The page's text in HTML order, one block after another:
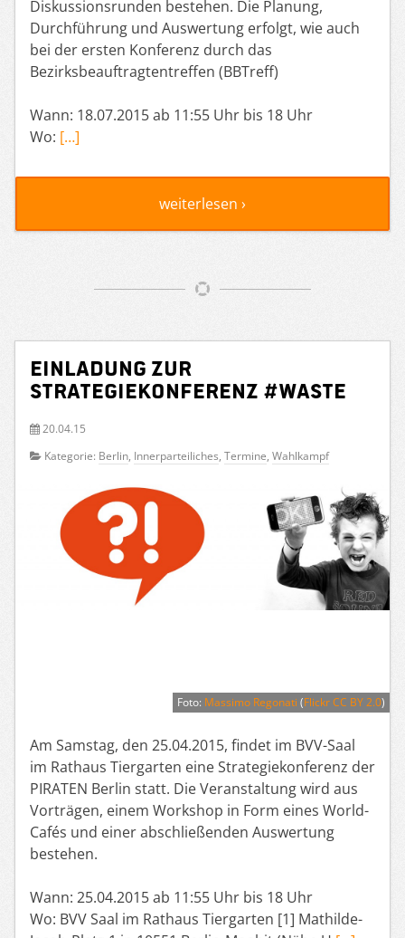
Diskussionsrunden bestehen. Die Planung,
Durchführung und Auswertung erfolgt, wie auch
bei der ersten Konferenz durch das
Bezirksbeauftragtentreffen (BBTreff)
Wann: 18.07.2015 ab 11:55 Uhr bis 18 Uhr
Wo: […]
weiterlesen ›
Einladung zur
Strategiekonferenz #WASTE
20.04.15
Kategorie: Berlin, Innerparteiliches, Termine, Wahlkampf
Foto: Massimo Regonati (Flickr CC BY 2.0)
Am Samstag, den 25.04.2015, findet im BVV-Saal
im Rathaus Tiergarten eine Strategiekonferenz der
PIRATEN Berlin statt. Die Veranstaltung wird aus
Vorträgen, einem Workshop in Form eines World-
Cafés und einer abschließenden Auswertung
bestehen.
Wann: 25.04.2015 ab 11:55 Uhr bis 18 Uhr
Wo: BVV Saal im Rathaus Tiergarten [1] Mathilde-